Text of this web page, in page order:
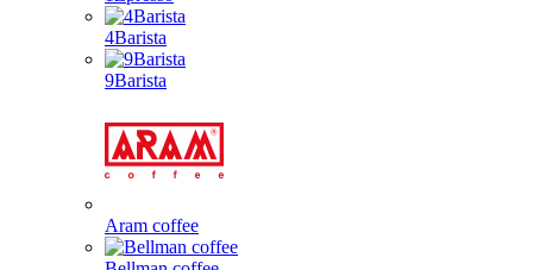
4Barista
9Barista
Aram coffee